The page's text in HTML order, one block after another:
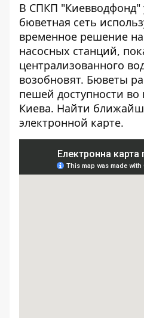
В СПКП "Киевводфонд"
бюветная сеть
временное решение
насосных станций,
централизованного
возобновят. Бюветы
пешей доступности
Киева. Найти
электронной карте.